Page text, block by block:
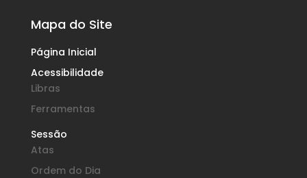
Mapa do Site
Página Inicial
Acessibilidade
Libras
Ferramentas
Sessão
Atas
Ordem do Dia